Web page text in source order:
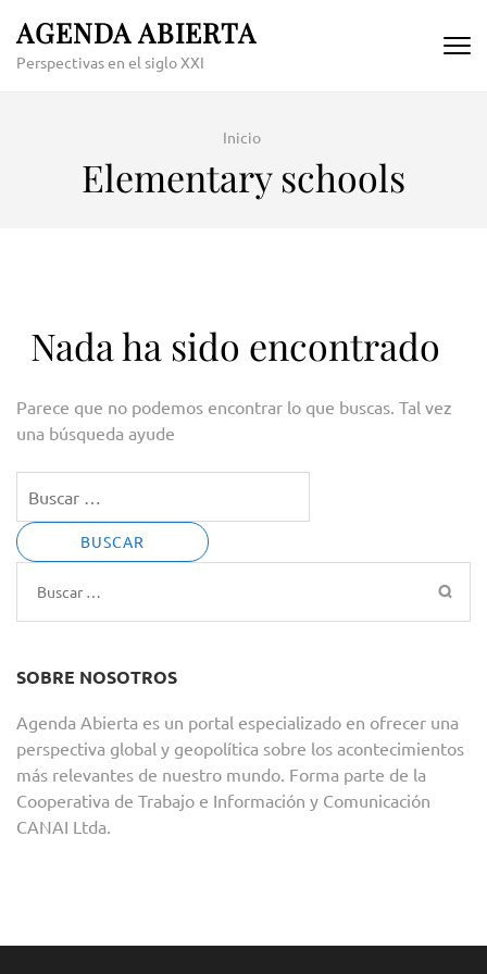
content
AGENDA ABIERTA
Perspectivas en el siglo XXI
Inicio
Elementary schools
Nada ha sido encontrado
Parece que no podemos encontrar lo que buscas. Tal vez
una búsqueda ayude
Buscar:
SOBRE NOSOTROS
Agenda Abierta es un portal especializado en ofrecer una
perspectiva global y geopolítica sobre los acontecimientos
más relevantes de nuestro mundo. Forma parte de la
Cooperativa de Trabajo e Información y Comunicación
CANAI Ltda.